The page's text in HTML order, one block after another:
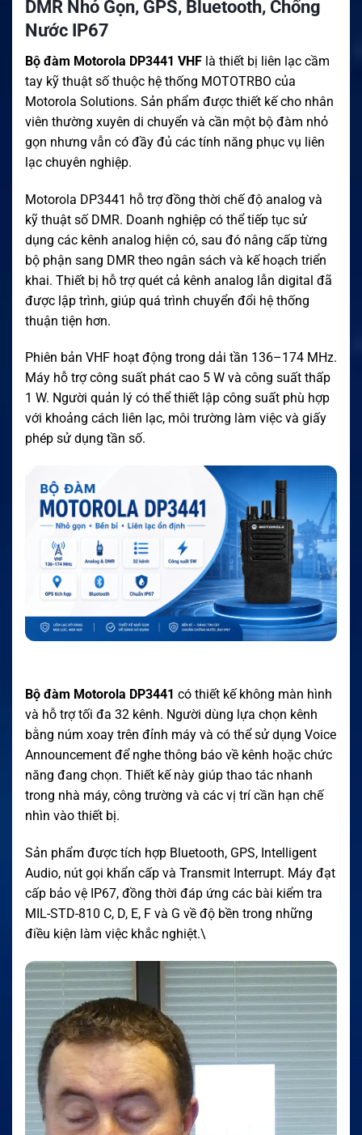
DMR Nhỏ Gọn, GPS, Bluetooth, Chống
Nước IP67
Bộ đàm Motorola DP3441 VHF là thiết bị liên lạc cầm
tay kỹ thuật số thuộc hệ thống MOTOTRBO của
Motorola Solutions. Sản phẩm được thiết kế cho nhân
viên thường xuyên di chuyển và cần một bộ đàm nhỏ
gọn nhưng vẫn có đầy đủ các tính năng phục vụ liên
lạc chuyên nghiệp.
Motorola DP3441 hỗ trợ đồng thời chế độ analog và
kỹ thuật số DMR. Doanh nghiệp có thể tiếp tục sử
dụng các kênh analog hiện có, sau đó nâng cấp từng
bộ phận sang DMR theo ngân sách và kế hoạch triển
khai. Thiết bị hỗ trợ quét cả kênh analog lẫn digital đã
được lập trình, giúp quá trình chuyển đổi hệ thống
thuận tiện hơn.
Phiên bản VHF hoạt động trong dải tần 136–174 MHz.
Máy hỗ trợ công suất phát cao 5 W và công suất thấp
1 W. Người quản lý có thể thiết lập công suất phù hợp
với khoảng cách liên lạc, môi trường làm việc và giấy
phép sử dụng tần số.
Bộ đàm Motorola DP3441 có thiết kế không màn hình
và hỗ trợ tối đa 32 kênh. Người dùng lựa chọn kênh
bằng núm xoay trên đỉnh máy và có thể sử dụng Voice
Announcement để nghe thông báo về kênh hoặc chức
năng đang chọn. Thiết kế này giúp thao tác nhanh
trong nhà máy, công trường và các vị trí cần hạn chế
nhìn vào thiết bị.
Sản phẩm được tích hợp Bluetooth, GPS, Intelligent
Audio, nút gọi khẩn cấp và Transmit Interrupt. Máy đạt
cấp bảo vệ IP67, đồng thời đáp ứng các bài kiểm tra
MIL-STD-810 C, D, E, F và G về độ bền trong những
điều kiện làm việc khắc nghiệt.\